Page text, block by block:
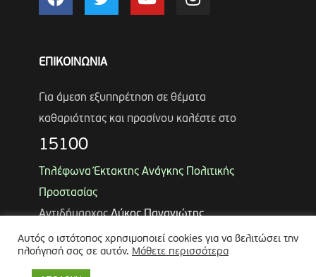
ΕΠΙΚΟΙΝΩΝΙΑ
Για άμεση εξυπηρέτηση σε θέματα
καθαριότητας και πρασίνου καλέστε στο
15100
Τηλέφωνα Έκτακτης Ανάγκης Πολιτικής
Προστασίας
ΑντιδήμαρχοςΛύκος Παναγιώτης
Θωμάς Ρουμπάκος(κιν. 6947966451)
Αυτός ο ιστότοπος χρησιμοποιεί cookies για να βελιτώσει την
πλοήγησή σας σε αυτόν. Μάθετε περισσότερα